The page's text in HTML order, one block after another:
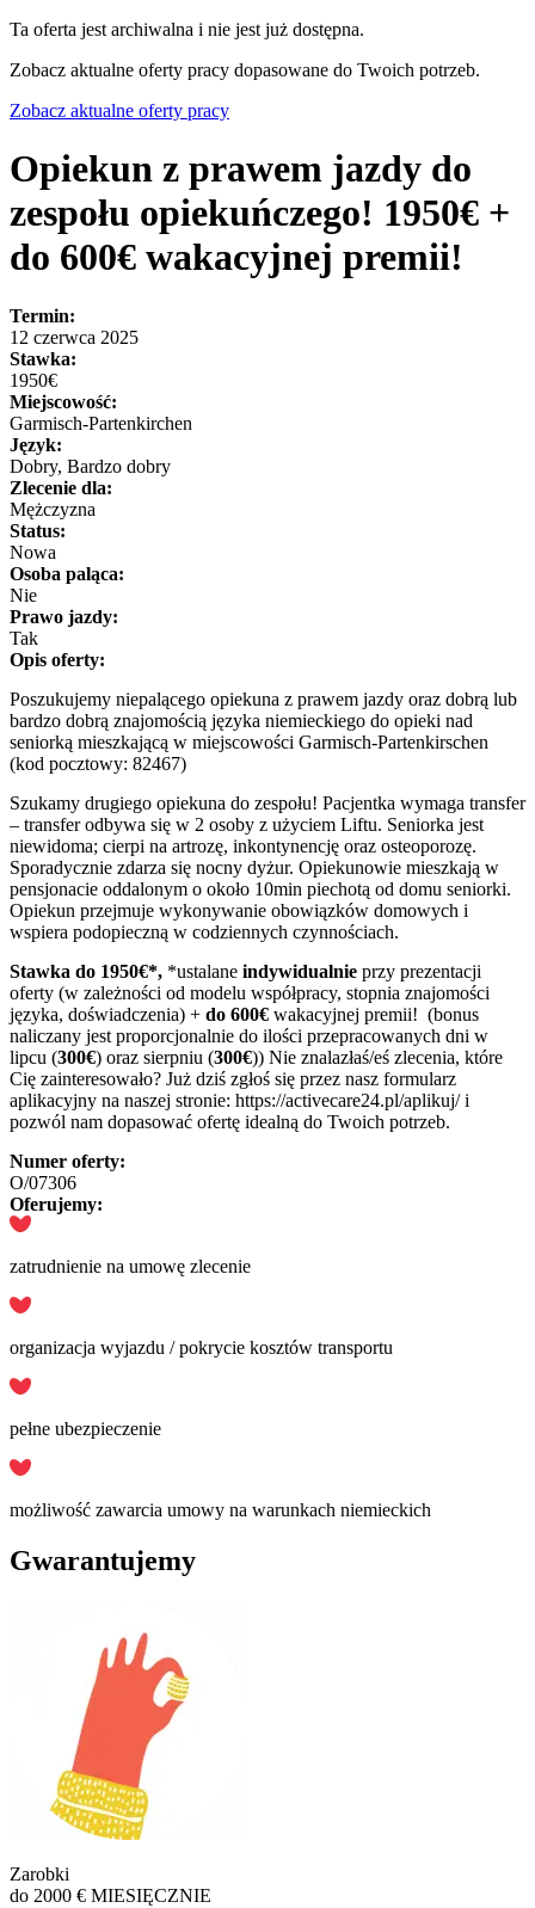
Ta oferta jest archiwalna i nie jest już dostępna.
Zobacz aktualne oferty pracy dopasowane do Twoich potrzeb.
Zobacz aktualne oferty pracy
Opiekun z prawem jazdy do
zespołu opiekuńczego! 1950€ +
do 600€ wakacyjnej premii!
Termin:
12 czerwca 2025
Stawka:
1950€
Miejscowość:
Garmisch-Partenkirchen
Język:
Dobry, Bardzo dobry
Zlecenie dla:
Mężczyzna
Status:
Nowa
Osoba paląca:
Nie
Prawo jazdy:
Tak
Opis oferty:
Poszukujemy niepalącego opiekuna z prawem jazdy oraz dobrą lub
bardzo dobrą znajomością języka niemieckiego do opieki nad
seniorką mieszkającą w miejscowości Garmisch-Partenkirschen
(kod pocztowy: 82467)
Szukamy drugiego opiekuna do zespołu! Pacjentka wymaga transfer
– transfer odbywa się w 2 osoby z użyciem Liftu. Seniorka jest
niewidoma; cierpi na artrozę, inkontynencję oraz osteoporozę.
Sporadycznie zdarza się nocny dyżur. Opiekunowie mieszkają w
pensjonacie oddalonym o około 10min piechotą od domu seniorki.
Opiekun przejmuje wykonywanie obowiązków domowych i
wspiera podopieczną w codziennych czynnościach.
Stawka do 1950€*, *ustalane indywidualnie przy prezentacji
oferty (w zależności od modelu współpracy, stopnia znajomości
języka, doświadczenia) + do 600€ wakacyjnej premii! (bonus
naliczany jest proporcjonalnie do ilości przepracowanych dni w
lipcu (300€) oraz sierpniu (300€)) Nie znalazłaś/eś zlecenia, które
Cię zainteresowało? Już dziś zgłoś się przez nasz formularz
aplikacyjny na naszej stronie: https://activecare24.pl/aplikuj/ i
pozwól nam dopasować ofertę idealną do Twoich potrzeb.
Numer oferty:
O/07306
Oferujemy:
zatrudnienie na umowę zlecenie
organizacja wyjazdu / pokrycie kosztów transportu
pełne ubezpieczenie
możliwość zawarcia umowy na warunkach niemieckich
Gwarantujemy
Zarobki
do 2000 € MIESIĘCZNIE